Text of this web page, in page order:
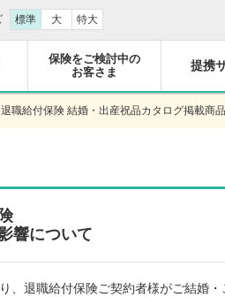
標準 大 特大
保険をご検討中の
お客さま
提携
職給付保険 結婚・出産祝品カタログ掲載商
響について
、退職給付保険ご契約者様がご結婚